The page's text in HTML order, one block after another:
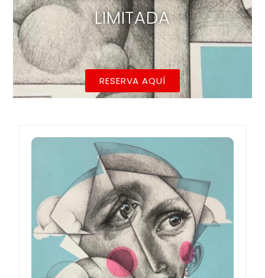
LIMITADA
RESERVA AQUÍ